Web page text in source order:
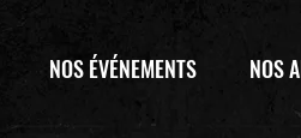
NOS ÉVÉNEMENTS NOS